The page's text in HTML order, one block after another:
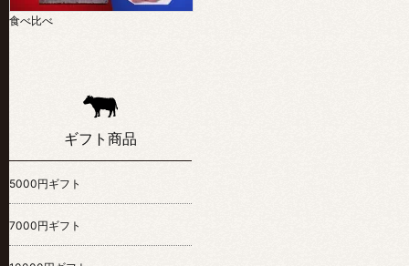
食べ比べ
ギフト商品
5000円ギフト
7000円ギフト